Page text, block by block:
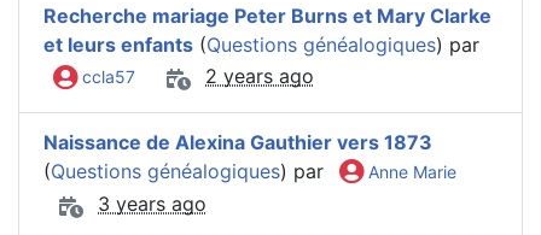
Recherche mariage Peter Burns et Mary Clarke
et leurs enfants (Questions généalogiques) par
ccla57 2 years ago
Naissance de Alexina Gauthier vers 1873
(Questions généalogiques) par Anne Marie
3 years ago